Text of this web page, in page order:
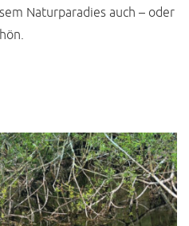
Naturparadies auch – oder